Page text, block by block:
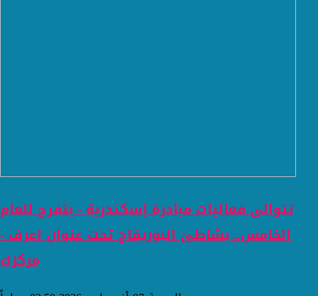
تتوالى فعاليات مبادرة إسكندرية - بتفرح للعام
الخامس.. بشاطئ البوريفاج تحت عنوان اعرف -
مركزك